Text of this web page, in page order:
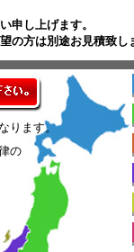
申し上げます。
の方は別途お見積致し
ります。
の